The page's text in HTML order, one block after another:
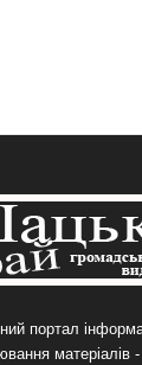
портал
матеріалів